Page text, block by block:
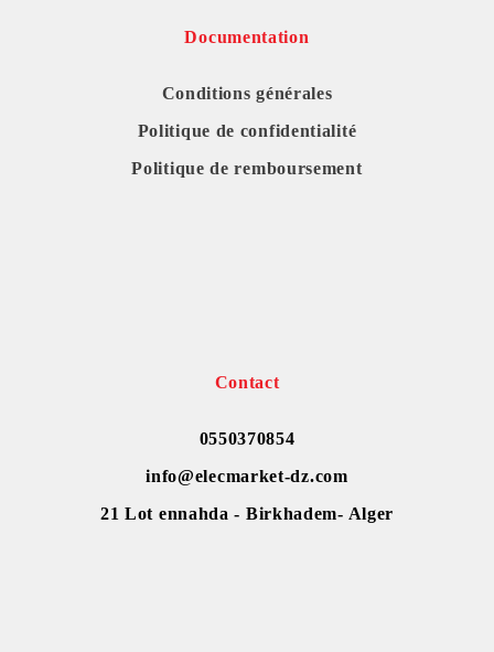
Documentation
Conditions générales
Politique de confidentialité
Politique de remboursement
Contact
0550370854
info@elecmarket-dz.com
21 Lot ennahda - Birkhadem- Alger